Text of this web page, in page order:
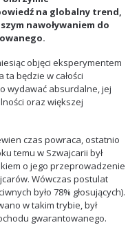
na globalny trend,
nawoływaniem do
objęci eksperymentem
ta będzie w całości
wydawać absurdalne, jej
oraz większej
czas powraca, ostatnio
temu w Szwajcarii był
o jego przeprowadzenie
Wówczas postulat
było 78% głosujących).
w takim trybie, był
gwarantowanego.